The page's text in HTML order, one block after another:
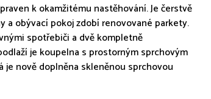
k okamžitému nastěhování. Je čerstvě
a obývací pokoj zdobí renovované parkety.
spotřebiči a dvě kompletně
je koupelna s prostorným sprchovým
nově doplněna skleněnou sprchovou